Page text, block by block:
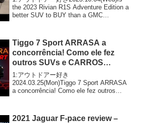
the 2023 Rivian R1S Adventure Edition a
better SUV to BUY than a GMC
Tiggo 7 Sport ARRASA a
concorrência! Como ele fez
outros SUVs e CARROS
baixarem de preço? Dicas!
1:アウトドアー好き
2024.03.25(Mon)Tiggo 7 Sport ARRASA
a concorrência! Como ele fez outros
2021 Jaguar F-pace review –